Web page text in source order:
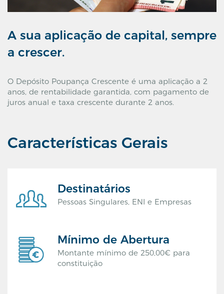
A sua aplicação de capital, sempre
a crescer.
O Depósito Poupança Crescente é uma aplicação a 2
anos, de rentabilidade garantida, com pagamento de
juros anual e taxa crescente durante 2 anos.
Características Gerais
Destinatários
Pessoas Singulares, ENI e Empresas
Mínimo de Abertura
Montante mínimo de 250,00€ para
constituição